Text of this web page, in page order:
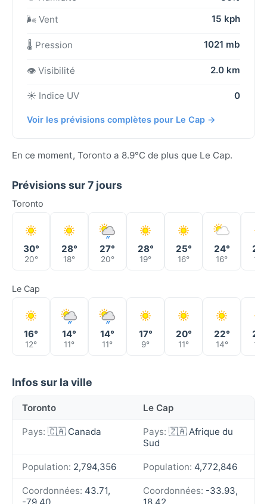
🌬️ Vent
15 kph
🌡️ Pression 1021 mb
👁️ Visibilité 2.0 km
☀️ Indice UV 0
Voir les prévisions complètes pour Le Cap →
En ce moment, Toronto a 8.9°C de plus que Le Cap.
Prévisions sur 7 jours
Toronto
30°
20°
28°
18°
27°
20°
28°
19°
25°
16°
24°
16° 16°
Le Cap
16°
12°
14°
11°
14°
11°
17°
9°
20°
11°
22°
14° 15°
Infos sur la ville
Toronto Le Cap
Pays: 🇨🇦 Canada Pays: 🇿🇦 Afrique du
Sud
Population: 2,794,356 Population: 4,772,846
Coordonnées: 43.71,
Coordonnées: -33.93,